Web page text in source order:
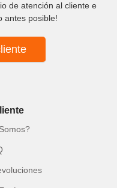
de atención al cliente e
antes posible!